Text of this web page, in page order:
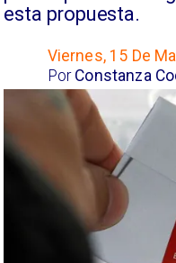
esta propuesta.
Viernes, 15 De
Constanza
Por